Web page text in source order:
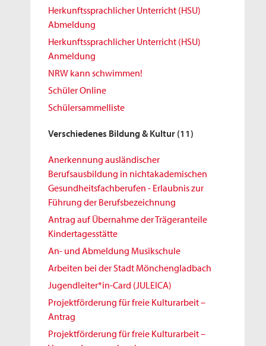
Herkunftssprachlicher Unterricht (HSU)
Abmeldung
Herkunftssprachlicher Unterricht (HSU)
Anmeldung
NRW kann schwimmen!
Schüler Online
Schülersammelliste
Verschiedenes Bildung & Kultur (11)
Anerkennung ausländischer
Berufsausbildung in nichtakademischen
Gesundheitsfachberufen - Erlaubnis zur
Führung der Berufsbezeichnung
Antrag auf Übernahme der Trägeranteile
Kindertagesstätte
An- und Abmeldung Musikschule
Arbeiten bei der Stadt Mönchengladbach
Jugendleiter*in-Card (JULEICA)
Projektförderung für freie Kulturarbeit –
Antrag
Projektförderung für freie Kulturarbeit –